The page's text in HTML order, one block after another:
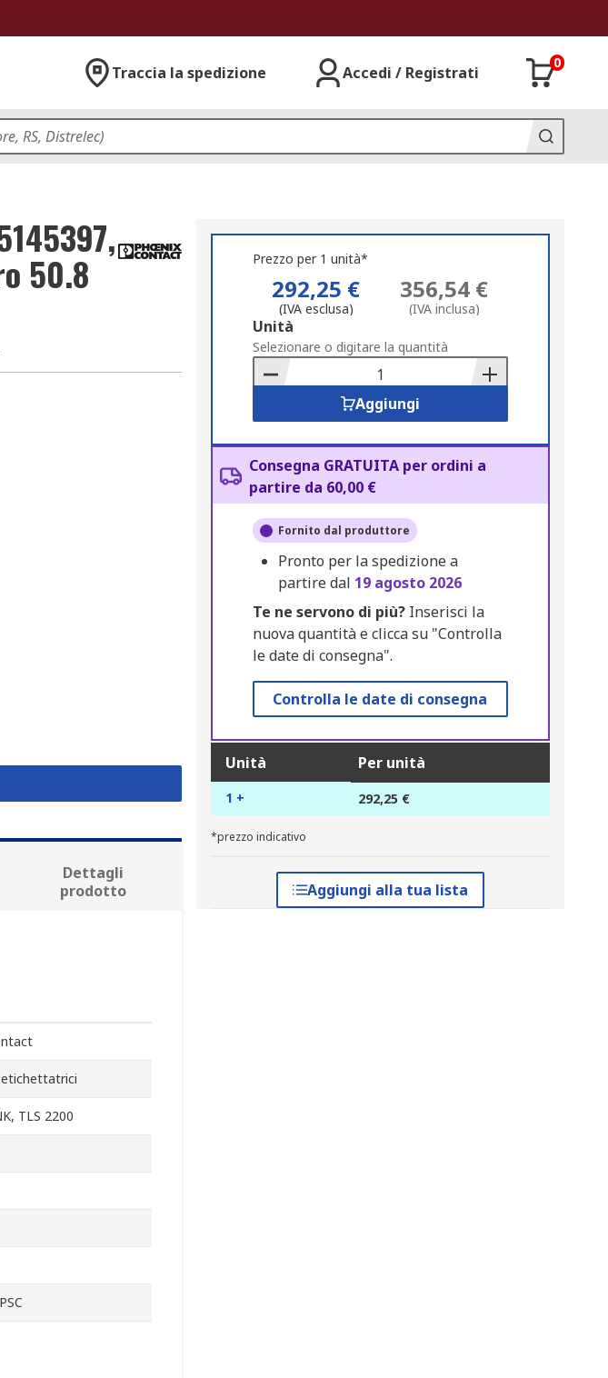
Traccia la spedizione Accedi / Registrati
0
50.8 Prezzo per 1 unità*
292,25 €
(IVA esclusa)
356,54 €
(IVA inclusa)
Add
to
Basket
Unità
Selezionare o digitare la quantità
Aggiungi
Consegna GRATUITA per ordini a
partire da 60,00 €
Fornito dal produttore
Pronto per la spedizione a
partire dal 19 agosto 2026
Te ne servono di più?Inserisci la
nuova quantità e clicca su "Controlla
le date di consegna".
Controlla le date di consegna
Unità Per unità
1 + 292,25 €
*prezzo indicativo
Aggiungi alla tua lista
Dettagli
prodotto
etichettatrici
TLS 2200